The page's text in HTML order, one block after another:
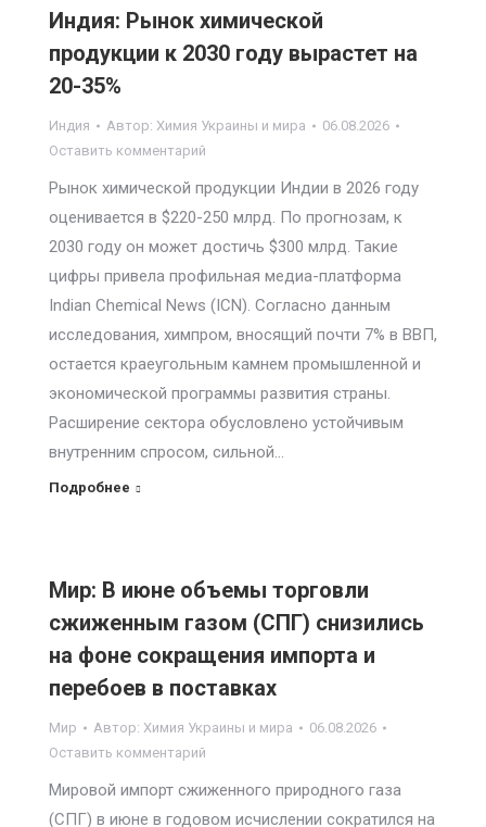
Индия: Рынок химической
продукции к 2030 году вырастет на
20-35%
Индия Автор: Химия Украины и мира
06.08.2026
Оставить комментарий
Рынок химической продукции Индии в 2026 году
оценивается в $220-250 млрд. По прогнозам, к
2030 году он может достичь $300 млрд. Такие
цифры привела профильная медиа-платформа
Indian Chemical News (ICN). Согласно данным
исследования, химпром, вносящий почти 7% в ВВП,
остается краеугольным камнем промышленной и
экономической программы развития страны.
Расширение сектора обусловлено устойчивым
внутренним спросом, сильной…
Подробнее
Мир: В июне объемы торговли
сжиженным газом (СПГ) снизились
на фоне сокращения импорта и
перебоев в поставках
Мир Автор: Химия Украины и мира
06.08.2026
Оставить комментарий
Мировой импорт сжиженного природного газа
(СПГ) в июне в годовом исчислении сократился на